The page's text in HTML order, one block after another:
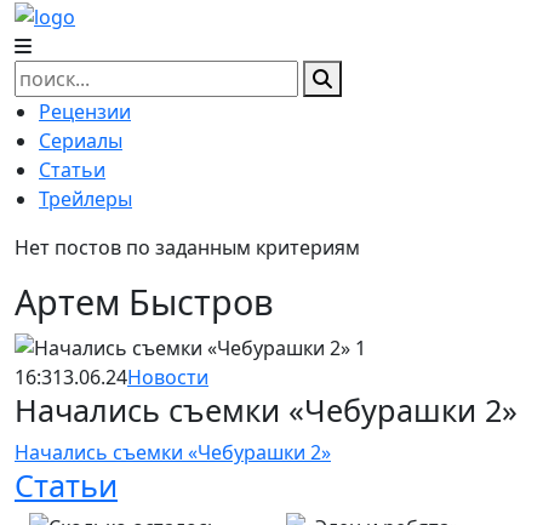
Skip
to
content
Найти:
Рецензии
Сериалы
Статьи
Трейлеры
Нет постов по заданным критериям
Артем Быстров
16:313.06.24Новости
Начались съемки «Чебурашки 2»
Начались съемки «Чебурашки 2»
Статьи